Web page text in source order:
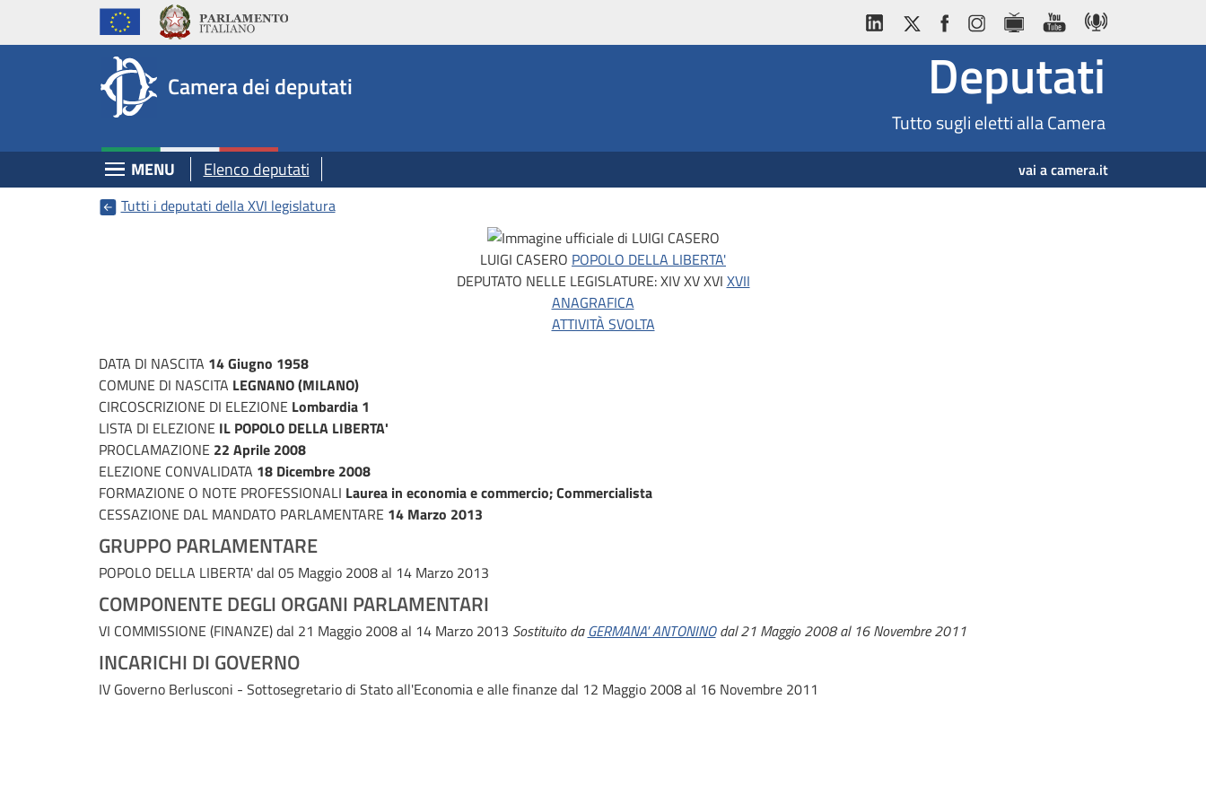
Deputati, Camera dei Deputati -
Salta al contenuto principale
Salta al menu di navigazione
Camera dei deputati Deputati
Tutto sugli eletti alla Camera
MENU
EspandiElenco deputati
vai a camera.it
Tutti i deputati della XVI legislatura
LUIGI CASERO POPOLO DELLA LIBERTA'
DEPUTATO NELLE LEGISLATURE:XIVXVXVI XVII
ANAGRAFICA
ATTIVITÀ SVOLTA
DATA DI NASCITA 14 Giugno 1958
COMUNE DI NASCITA LEGNANO (MILANO)
CIRCOSCRIZIONE DI ELEZIONE Lombardia 1
LISTA DI ELEZIONE IL POPOLO DELLA LIBERTA'
PROCLAMAZIONE 22 Aprile 2008
ELEZIONE CONVALIDATA 18 Dicembre 2008
FORMAZIONE O NOTE PROFESSIONALI Laurea in economia e commercio; Commercialista
CESSAZIONE DAL MANDATO PARLAMENTARE 14 Marzo 2013
GRUPPO PARLAMENTARE
POPOLO DELLA LIBERTA'dal 05 Maggio 2008 al 14 Marzo 2013
COMPONENTE DEGLI ORGANI PARLAMENTARI
VI COMMISSIONE (FINANZE)dal 21 Maggio 2008 al 14 Marzo 2013 Sostituito daGERMANA' ANTONINOdal 21 Maggio 2008 al 16 Novembre 2011
INCARICHI DI GOVERNO
IV Governo Berlusconi - Sottosegretario di Stato all'Economia e alle finanzedal 12 Maggio 2008 al 16 Novembre 2011
Navigazione pagine di servizio
Salta al contenuto principale
Salta al menu di navigazione
Vai a inizio pagina